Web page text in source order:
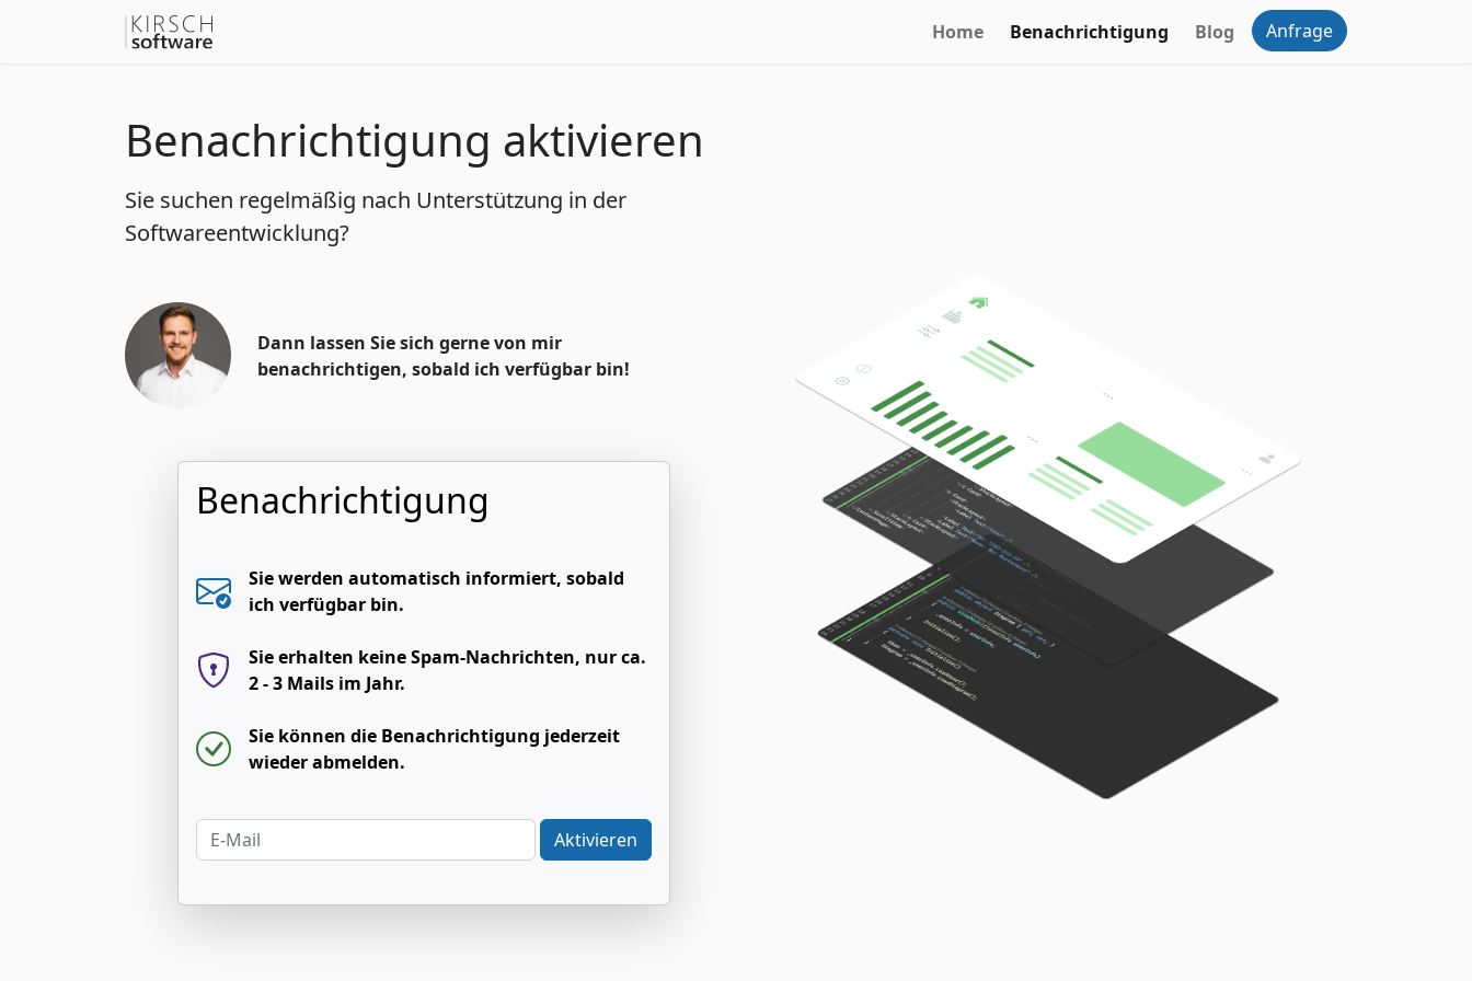
Home Benachrichtigung Blog Anfrage
Benachrichtigung aktivieren
Sie suchen regelmäßig nach Unterstützung in der
Softwareentwicklung?
Dann lassen Sie sich gerne von mir
benachrichtigen, sobald ich verfügbar bin!
Benachrichtigung
Sie werden automatisch informiert, sobald
ich verfügbar bin.
Sie erhalten keine Spam-Nachrichten, nur ca.
2 - 3 Mails im Jahr.
Sie können die Benachrichtigung jederzeit
wieder abmelden.